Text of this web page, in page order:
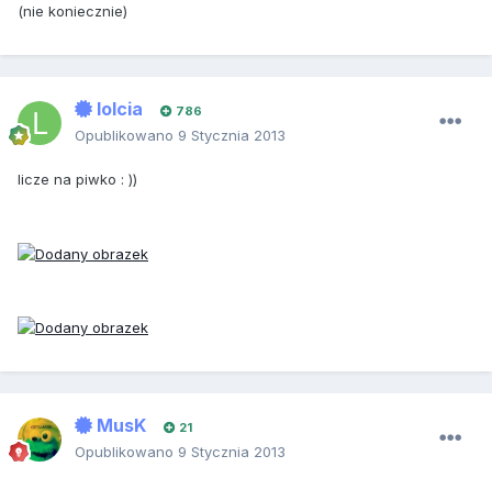
(nie koniecznie)
lolcia 786
Opublikowano 9 Stycznia 2013
licze na piwko : ))
MusK 21
Opublikowano 9 Stycznia 2013